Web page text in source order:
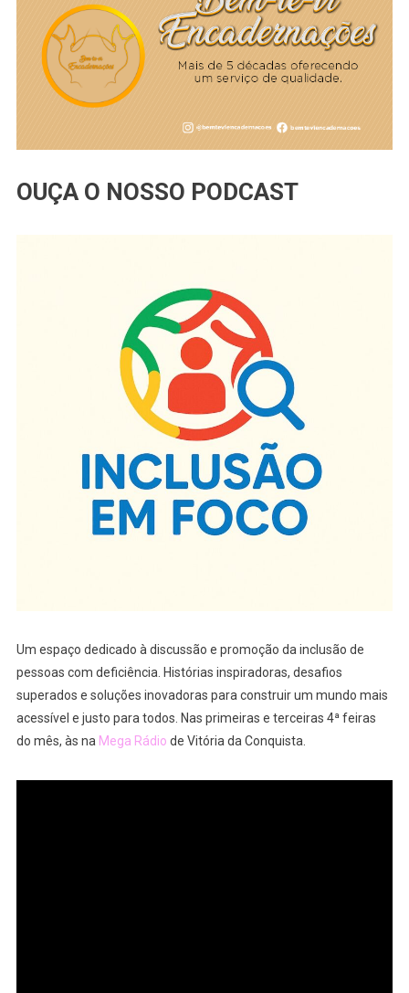
OUÇA O NOSSO PODCAST
Um espaço dedicado à discussão e promoção da inclusão de
pessoas com deficiência. Histórias inspiradoras, desafios
superados e soluções inovadoras para construir um mundo mais
acessível e justo para todos. Nas primeiras e terceiras 4ª feiras
do mês, às na Mega Rádio de Vitória da Conquista.